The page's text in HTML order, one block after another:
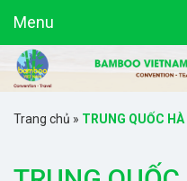
Menu
Trang chủ » TRUNG QUỐC